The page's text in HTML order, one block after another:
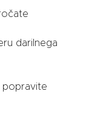
darilnega
popravite